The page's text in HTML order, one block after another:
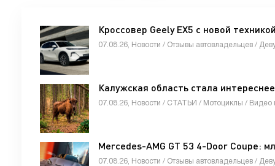
Кроссовер Geely EX5 с новой
Калужская область стала
07.08.26, Новости / СТАТЬИ / Мотоциклы / Видео
Mercedes-AMG GT 53 4-Door Coupe:
07.08.26, Новости / Отзывы автовладельцев /